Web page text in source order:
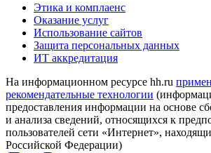
Этика и комплаенс
Оказание услуг
Использование сайтов
Защита персональных данных
ИТ аккредитация
На информационном ресурсе hh.ru
рекомендательные технологии
предоставления информации на основе
и анализа сведений, относящихся к
пользователей сети «Интернет»,
Российской Федерации)